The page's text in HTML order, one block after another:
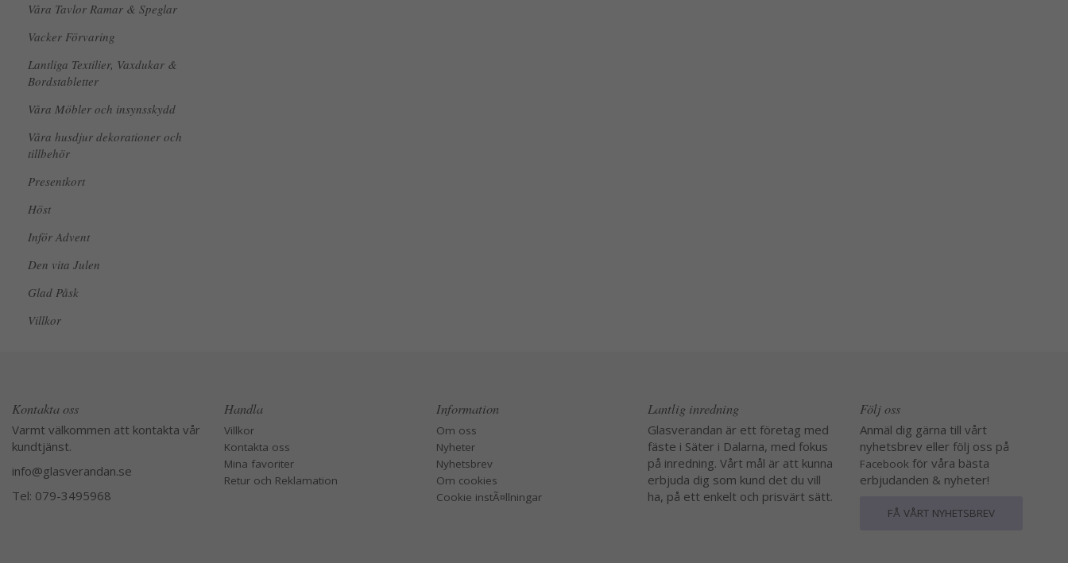
Våra Tavlor Ramar & Speglar
Vacker Förvaring
Lantliga Textilier, Vaxdukar &
Bordstabletter
Våra Möbler och insynsskydd
Våra husdjur dekorationer och
tillbehör
Presentkort
Höst
Inför Advent
Den vita Julen
Glad Påsk
Villkor
Kontakta oss
Varmt välkommen att kontakta vår
kundtjänst.
info@glasverandan.se
Tel: 079-3495968
Handla
Villkor
Kontakta oss
Mina favoriter
Retur och Reklamation
Information
Om oss
Nyheter
Nyhetsbrev
Om cookies
Cookie instÃ¤llningar
Lantlig inredning
Glasverandan är ett företag med
fäste i Säter i Dalarna, med fokus
på inredning. Vårt mål är att kunna
erbjuda dig som kund det du vill
ha, på ett enkelt och prisvärt sätt.
Följ oss
Anmäl dig gärna till vårt
nyhetsbrev eller följ oss på
Facebook för våra bästa
erbjudanden & nyheter!
FÅ VÅRT NYHETSBREV